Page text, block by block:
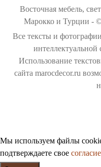
Восточная мебель,
Марокко и Турции -
Все тексты и
Использование
сайта marocdecor.ru
Мы используем файлы
подтверждаете свое согласие